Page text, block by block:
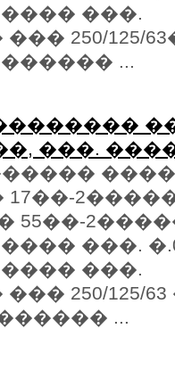
���.
250/125/
...
���.
����
17��-
55��-
���.
���.
250/125/
...